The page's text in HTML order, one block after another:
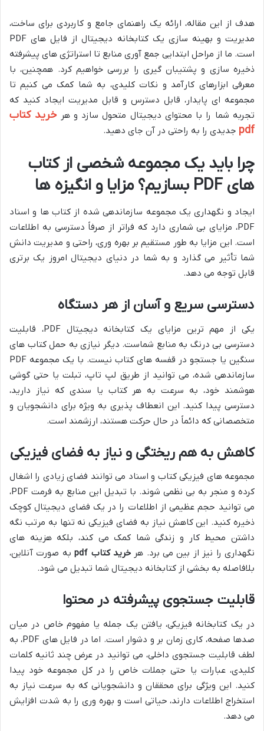
هدف از این مقاله، ارائه یک راهنمای جامع و کاربردی برای ساخت،
مدیریت و بهینه سازی یک کتابخانه دیجیتال از فایل های PDF
است. ما از مراحل ابتدایی جمع آوری منابع تا استراتژی های پیشرفته
ذخیره سازی و پشتیبان گیری را بررسی خواهیم کرد. همچنین، با
معرفی ابزارهای کارآمد و نکات کلیدی، به شما کمک می کنیم تا
مجموعه ای پایدار، قابل دسترس و قابل مدیریت ایجاد کنید که
تجربه شما را با محتوای دیجیتال متحول سازد و هرخرید کتاب
pdf جدیدی را به راحتی در آن جای دهید.
چرا باید یک مجموعه شخصی از کتاب
های PDF بسازیم؟ مزایا و انگیزه ها
ایجاد و نگهداری یک مجموعه سازماندهی شده از کتاب ها و اسناد
PDF، مزایای بی شماری دارد که فراتر از صرفاً دسترسی به اطلاعات
است. این مزایا به طور مستقیم بر بهره وری، راحتی و مدیریت دانش
شما تأثیر می گذارد و به شما در دنیای دیجیتال امروز یک برتری
قابل توجه می دهد.
دسترسی سریع و آسان از هر دستگاه
یکی از مهم ترین مزایای یک کتابخانه دیجیتال PDF، قابلیت
دسترسی بی درنگ به منابع شماست. دیگر نیازی به حمل کتاب های
سنگین یا جستجو در قفسه های کتاب نیست. با یک مجموعه PDF
سازماندهی شده، می توانید از طریق لپ تاپ، تبلت یا حتی گوشی
هوشمند خود، به سرعت به هر کتاب یا سندی که نیاز دارید،
دسترسی پیدا کنید. این انعطاف پذیری به ویژه برای دانشجویان و
متخصصانی که دائماً در حال حرکت هستند، ارزشمند است.
کاهش به هم ریختگی و نیاز به فضای فیزیکی
مجموعه های فیزیکی کتاب و اسناد می توانند فضای زیادی را اشغال
کرده و منجر به بی نظمی شوند. با تبدیل این منابع به فرمت PDF،
می توانید حجم عظیمی از اطلاعات را در یک فضای دیجیتال کوچک
ذخیره کنید. این کاهش نیاز به فضای فیزیکی نه تنها به مرتب نگه
داشتن محیط کار و زندگی شما کمک می کند، بلکه هزینه های
نگهداری را نیز از بین می برد. هرخرید کتاب pdf
به صورت آنلاین،
بلافاصله به بخشی از کتابخانه دیجیتال شما تبدیل می شود.
قابلیت جستجوی پیشرفته در محتوا
در یک کتابخانه فیزیکی، یافتن یک جمله یا مفهوم خاص در میان
صدها صفحه، کاری زمان بر و دشوار است. اما در فایل های PDF، به
لطف قابلیت جستجوی داخلی، می توانید در عرض چند ثانیه کلمات
کلیدی، عبارات یا حتی جملات خاص را در کل مجموعه خود پیدا
کنید. این ویژگی برای محققان و دانشجویانی که به سرعت نیاز به
استخراج اطلاعات دارند، حیاتی است و بهره وری را به شدت افزایش
می دهد.